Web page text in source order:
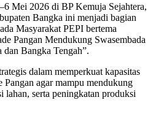
Mei 2026 di BP Kemuja Sejahtera,
Bangka ini menjadi bagian
Masyarakat PEPI bertema
Pangan Mendukung Swasembada
Bangka Tengah”.
dalam memperkuat kapasitas
Pangan agar mampu mendukung
lahan, serta peningkatan produksi